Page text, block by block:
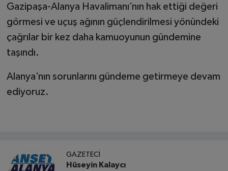
Gazipaşa-Alanya Havalimanı’nın hak ettiği değeri
görmesi ve uçuş ağının güçlendirilmesi yönündeki
çağrılar bir kez daha kamuoyunun gündemine
taşındı.
Alanya’nın sorunlarını gündeme getirmeye devam
ediyoruz.
GAZETECI
Hüseyin Kalaycı